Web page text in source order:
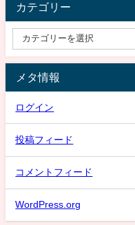
カテゴリー
メタ情報
ログイン
投稿フィード
コメントフィード
WordPress.org